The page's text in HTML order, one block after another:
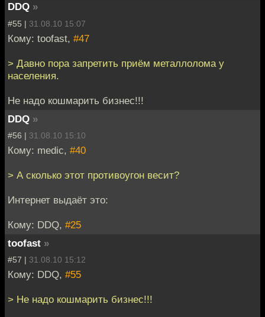
DDQ »
#55 | 31.08.10 15:07
Кому: toofast, #47
> Давно пора запретить приём металлолома у
населения.
Не надо кошмарить бизнес!!!
DDQ »
#56 | 31.08.10 15:10
Кому: medic, #40
> А сколько этот противоугон весит?
Интернет выдаёт это:
Кому: DDQ, #25
toofast »
#57 | 31.08.10 15:12
Кому: DDQ, #55
> Не надо кошмарить бизнес!!!